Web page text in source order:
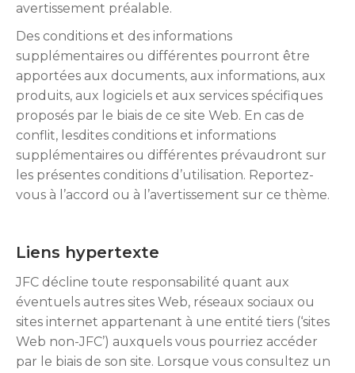
avertissement préalable.
Des conditions et des informations
supplémentaires ou différentes pourront être
apportées aux documents, aux informations, aux
produits, aux logiciels et aux services spécifiques
proposés par le biais de ce site Web. En cas de
conflit, lesdites conditions et informations
supplémentaires ou différentes prévaudront sur
les présentes conditions d’utilisation. Reportez-
vous à l’accord ou à l’avertissement sur ce thème.
Liens hypertexte
JFC décline toute responsabilité quant aux
éventuels autres sites Web, réseaux sociaux ou
sites internet appartenant à une entité tiers (‘sites
Web non-JFC’) auxquels vous pourriez accéder
par le biais de son site. Lorsque vous consultez un